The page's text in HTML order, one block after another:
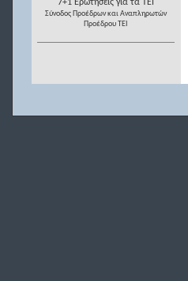
7+1 Ερωτήσεις για τα ΤΕΙ
Σύνοδος Προέδρων και Αναπληρωτών
Προέδρου ΤΕΙ